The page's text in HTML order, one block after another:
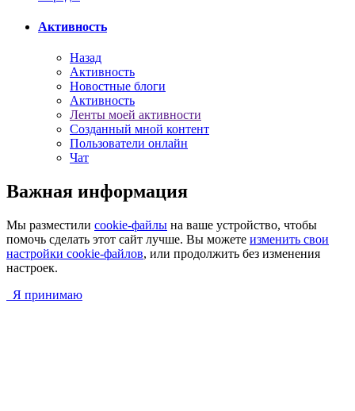
Активность
Назад
Активность
Новостные блоги
Активность
Ленты моей активности
Созданный мной контент
Пользователи онлайн
Чат
Важная информация
Мы разместили cookie-файлы на ваше устройство, чтобы
помочь сделать этот сайт лучше. Вы можете изменить свои
настройки cookie-файлов, или продолжить без изменения
настроек.
Я принимаю